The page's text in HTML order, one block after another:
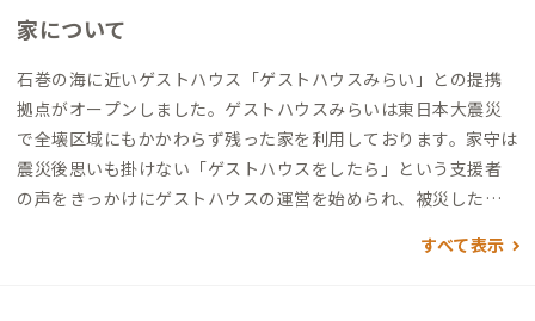
家について
石巻の海に近いゲストハウス「ゲストハウスみらい」との提携
拠点がオープンしました。ゲストハウスみらいは東日本大震災
で全壊区域にもかかわらず残った家を利用しております。家守は
震災後思いも掛けない「ゲストハウスをしたら」という支援者
の声をきっかけにゲストハウスの運営を始められ、被災した経
名付けた雑木林が作られており、花、果実や様々な小鳥などを見
すべて表示